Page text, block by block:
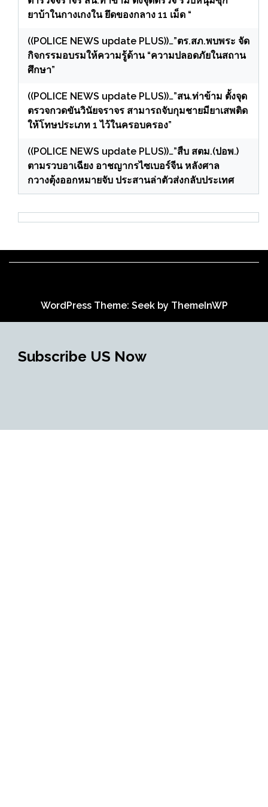
ยาบ้าในกางเกงใน ยึดของกลาง 11 เม็ด “
((POLICE NEWS update PLUS))…”ตร.สภ.พบพระ จัด
กิจกรรมอบรมให้ความรู้ด้าน “ความปลอดภัยในสถาน
ศึกษา”
((POLICE NEWS update PLUS))…”สน.ท่าข้าม ตั้งจุด
ตรวจกวดขันวินัยจราจร สามารถจับกุมชายมียาเสพติด
ให้โทษประเภท 1 ไว้ในครอบครอง”
((POLICE NEWS update PLUS))…”สืบ สตม.(ปอพ.)
ตามรวบอาเฉียง อาชญากรไซเบอร์จีน หลังศาล
กวางตุ้งออกหมายจับ ประสานล่าตัวส่งกลับประเทศ
WordPress Theme: Seek by ThemeInWP
Subscribe US Now